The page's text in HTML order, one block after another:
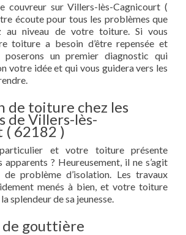
couvreur sur Villers-lès-Cagnicourt (
écoute pour tous les problèmes que
au niveau de votre toiture. Si vous
toiture a besoin d’être repensée et
poserons un premier diagnostic qui
votre idée et qui vous guidera vers les
de toiture chez les
de Villers-lès-
( 62182 )
et votre toiture présente
apparents ? Heureusement, il ne s’agit
problème d’isolation. Les travaux
menés à bien, et votre toiture
splendeur de sa jeunesse.
de gouttière